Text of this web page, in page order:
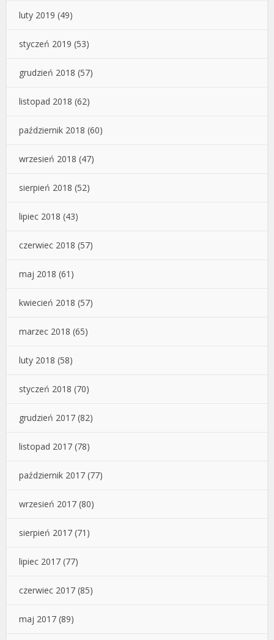
luty 2019 (49)
styczeń 2019 (53)
grudzień 2018 (57)
listopad 2018 (62)
październik 2018 (60)
wrzesień 2018 (47)
sierpień 2018 (52)
lipiec 2018 (43)
czerwiec 2018 (57)
maj 2018 (61)
kwiecień 2018 (57)
marzec 2018 (65)
luty 2018 (58)
styczeń 2018 (70)
grudzień 2017 (82)
listopad 2017 (78)
październik 2017 (77)
wrzesień 2017 (80)
sierpień 2017 (71)
lipiec 2017 (77)
czerwiec 2017 (85)
maj 2017 (89)